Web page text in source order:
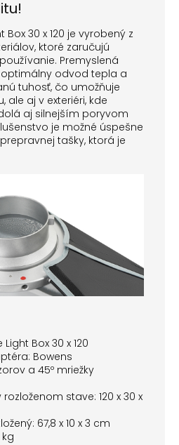
Box 30 x 120 je vyrobený z
ktoré zaručujú
Premyslená
odvod tepla a
tuhosť, čo umožňuje
ale aj v exteriéri, kde
aj silnejším poryvom
je možné úspešne
tašky, ktorá je
Box 30 x 120
Bowens
a 45º mriežky
stave: 120 x 30 x
67,8 x 10 x 3 cm